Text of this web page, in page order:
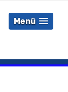
Menü